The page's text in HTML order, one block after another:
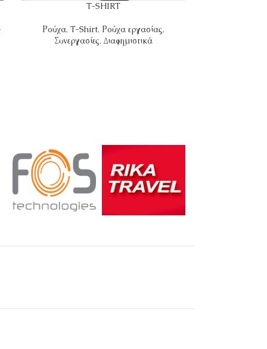
T-SHIRT
Ρούχα, T-Shirt, Ρούχα εργασίας,
Συνεργασίες, Διαφημιστικά